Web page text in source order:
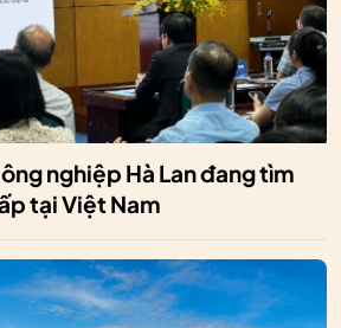
nghiệp Hà Lan đang tìm
tại Việt Nam